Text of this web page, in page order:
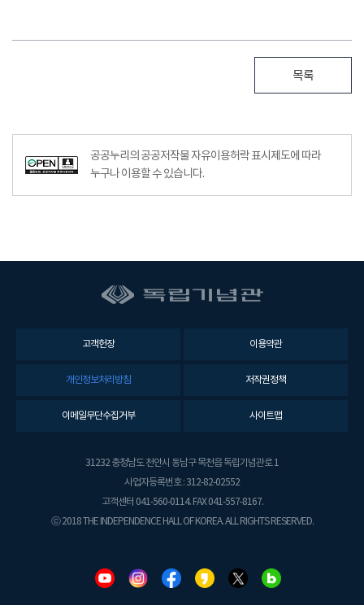
목록
공공누리의 공공저작물 자유이용허락 표시제도에 따라
누구나 이용할 수 있습니다.
고객헌장 이용약관
개인정보처리방침 저작권정책
이메일무단수집거부 사이트맵
31232 충청남도 천안시 동남구 목천읍 독립기념관로 1
사업자등록번호 : 312-82-02552
고객센터 041-560-0114. FAX 041-557-8167.
ⓒ 2018 THE INDEPENDENCE HALL OF KOREA. ALL RIGHTS RESERVED.